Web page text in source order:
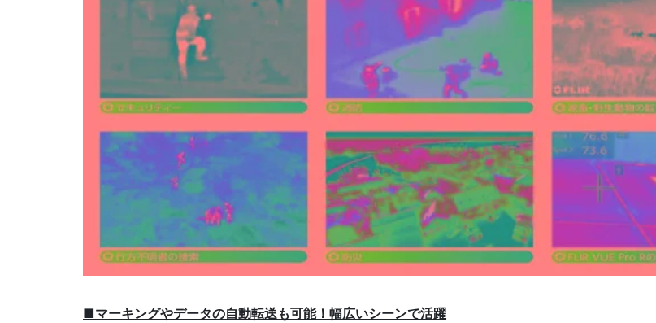
■マーキングやデータの自動転送も可能！幅広いシーンで活躍